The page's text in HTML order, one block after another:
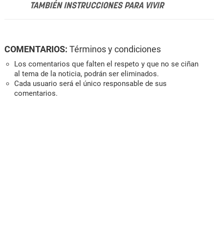
TAMBIÉN INSTRUCCIONES PARA VIVIR
COMENTARIOS: Términos y condiciones
Los comentarios que falten el respeto y que no se ciñan
al tema de la noticia, podrán ser eliminados.
Cada usuario será el único responsable de sus
comentarios.